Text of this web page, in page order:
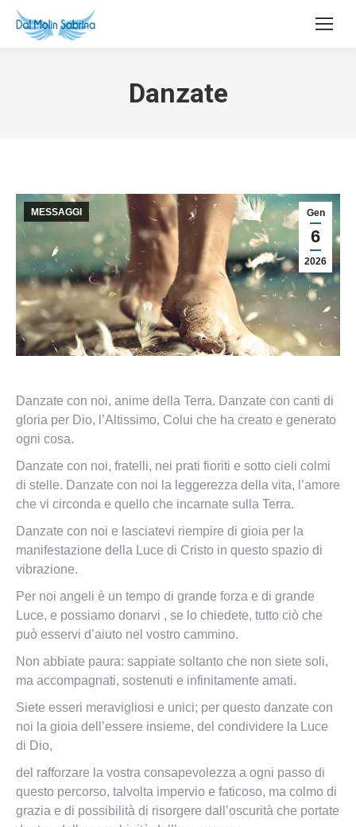
Danzate
Gen
6
2026
MESSAGGI
Danzate con noi, anime della Terra. Danzate con canti di
gloria per Dio, l’Altissimo, Colui che ha creato e generato
ogni cosa.
Danzate con noi, fratelli, nei prati fioriti e sotto cieli colmi
di stelle. Danzate con noi la leggerezza della vita, l’amore
che vi circonda e quello che incarnate sulla Terra.
Danzate con noi e lasciatevi riempire di gioia per la
manifestazione della Luce di Cristo in questo spazio di
vibrazione.
Per noi angeli è un tempo di grande forza e di grande
Luce, e possiamo donarvi , se lo chiedete, tutto ciò che
può esservi d’aiuto nel vostro cammino.
Non abbiate paura: sappiate soltanto che non siete soli,
ma accompagnati, sostenuti e infinitamente amati.
Siete esseri meravigliosi e unici; per questo danzate con
noi la gioia dell’essere insieme, del condividere la Luce
di Dio,
del rafforzare la vostra consapevolezza a ogni passo di
questo percorso, talvolta impervio e faticoso, ma colmo di
grazia e di possibilità di risorgere dall’oscurità che portate